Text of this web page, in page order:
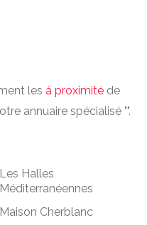
les à proximité de
annuaire spécialisé "".
Les Halles
Méditerranéennes
Maison Cherblanc